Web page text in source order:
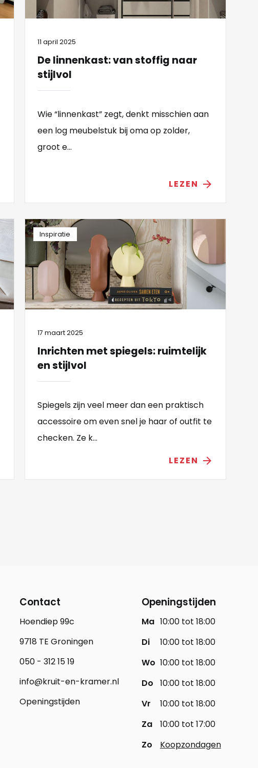
11 april 2025
De linnenkast: van stoffig naar
stijlvol
Wie “linnenkast” zegt, denkt misschien aan
een log meubelstuk bij oma op zolder,
groot e...
LEZEN arrow_forward
Inspiratie
17 maart 2025
Inrichten met spiegels: ruimtelijk
en stijlvol
Spiegels zijn veel meer dan een praktisch
accessoire om even snel je haar of outfit te
checken. Ze k...
LEZEN arrow_forward
Contact
Hoendiep 99c
9718 TE Groningen
050 - 312 15 19
info@kruit-en-kramer.nl
Openingstijden
Openingstijden
Ma 10:00 tot 18:00
Di
10:00 tot 18:00
Wo 10:00 tot 18:00
Do
10:00 tot 18:00
Vr
10:00 tot 18:00
Za
10:00 tot 17:00
Zo
Koopzondagen